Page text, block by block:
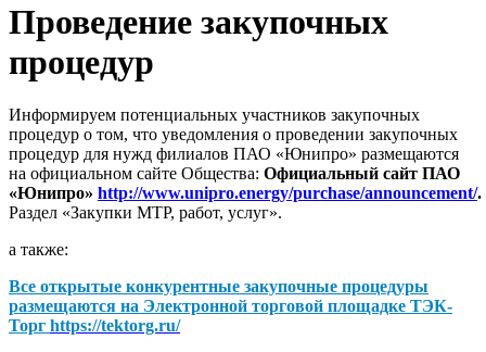
Проведение закупочных
процедур
Информируем потенциальных участников закупочных
процедур о том, что уведомления о проведении закупочных
процедур для нужд филиалов ПАО «Юнипро» размещаются
на официальном сайте Общества: Официальный сайт ПАО
«Юнипро» http://www.unipro.energy/purchase/announcement/.
Раздел «Закупки МТР, работ, услуг».
а также:
Все открытые конкурентные закупочные процедуры
размещаются на Электронной торговой площадке ТЭК-
Торг https://tektorg.ru/